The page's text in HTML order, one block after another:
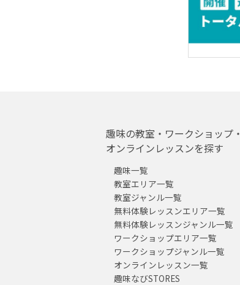
趣味の教室・ワークショップ・
オンラインレッスンを探す
趣味一覧
教室エリア一覧
教室ジャンル一覧
無料体験レッスンエリア一覧
無料体験レッスンジャンル一覧
ワークショップエリア一覧
ワークショップジャンル一覧
オンラインレッスン一覧
趣味なびSTORES